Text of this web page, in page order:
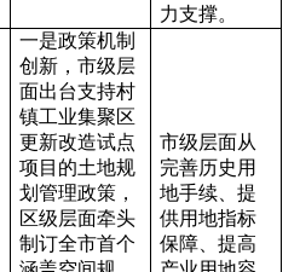
力支撑。
一是政策机制
创新，市级层
面出台支持村
镇工业集聚区
更新改造试点
项目的土地规
划管理政策，
区级层面牵头
制订全市首个
市级层面从
完善历史用
地手续、提
供用地指标
保障、提高